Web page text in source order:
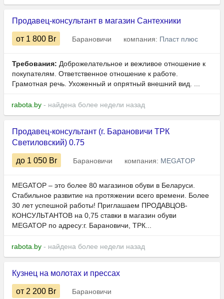
Продавец-консультант в магазин Сантехники
от 1 800 Br Барановичи компания: Пласт плюс
Требования: Доброжелательное и вежливое отношение к
покупателям. Ответственное отношение к работе.
Грамотная речь. Ухоженный и опрятный внешний вид. ...
rabota.by - найдена более недели назад
Продавец-консультант (г. Барановичи ТРК
Светиловский) 0.75
до 1 050 Br Барановичи компания: MEGATOP
MEGATOP – это более 80 магазинов обуви в Беларуси.
Стабильное развитие на протяжении всего времени. Более
30 лет успешной работы! Приглашаем ПРОДАВЦОВ-
КОНСУЛЬТАНТОВ на 0,75 ставки в магазин обуви
MEGATOP по адресу:г. Барановичи, ТРК...
rabota.by - найдена более недели назад
Кузнец на молотах и прессах
от 2 200 Br
Барановичи